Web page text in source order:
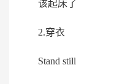
该起床了
2.穿衣
Stand still